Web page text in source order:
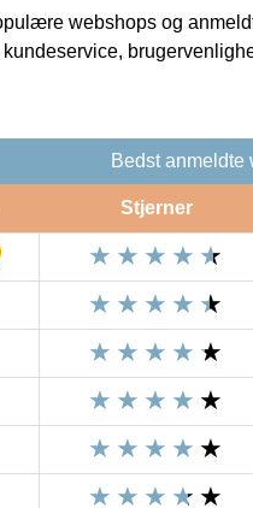
webshops og
Bedst anmeldte
Stjerner